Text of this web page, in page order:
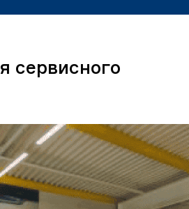
сервисного